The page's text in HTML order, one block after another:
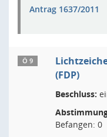
Antrag 1637/2011
Ö 9
(FDP)
Beschluss:
Befangen: 0